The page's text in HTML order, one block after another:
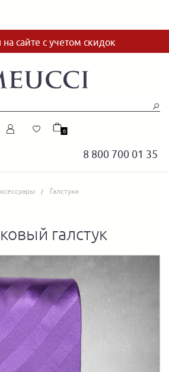
сайте с учетом скидок
8 800 700 01 35
0
Галстуки
галстук